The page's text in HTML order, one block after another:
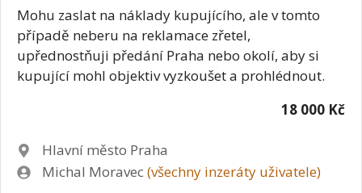
Mohu zaslat na náklady kupujícího, ale v tomto
případě neberu na reklamace zřetel,
upřednostňuji předání Praha nebo okolí, aby si
kupující mohl objektiv vyzkoušet a prohlédnout.
18 000 Kč
Lokalita
Hlavní město Praha
Zadavatel
Michal Moravec(všechny inzeráty uživatele)